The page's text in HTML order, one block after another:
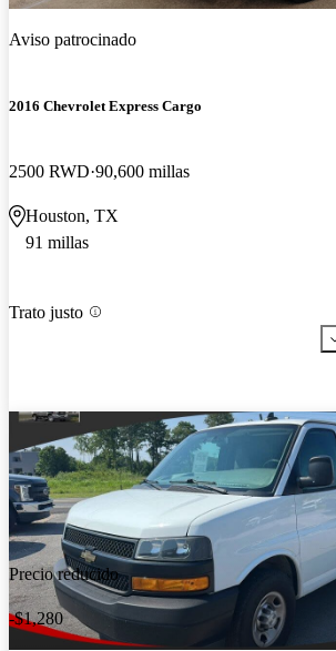
Aviso patrocinado
2016 Chevrolet Express Cargo
2500 RWD 90,600 millas
Houston, TX
91 millas
Trato justo
Precio reducido
-$1,280